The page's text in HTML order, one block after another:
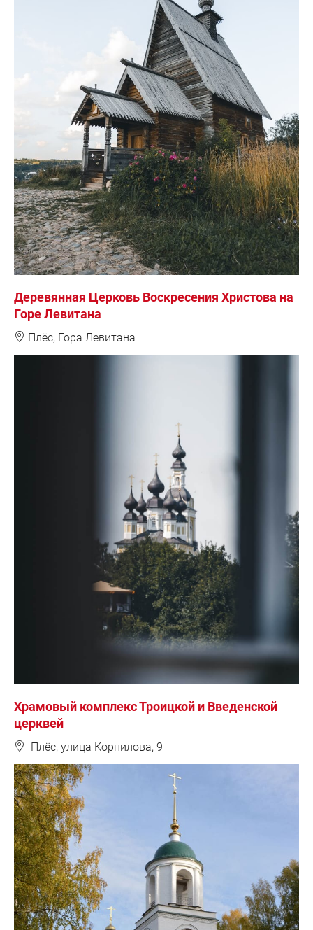
Деревянная Церковь Воскресения Христова на
Горе Левитана
❽ Плёс, Гора Левитана
Храмовый комплекс Троицкой и Введенской
церквей
❽ Плёс, улица Корнилова, 9